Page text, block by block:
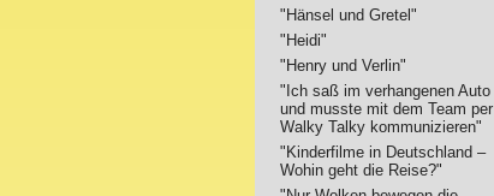
"Hänsel und Gretel"
"Heidi"
"Henry und Verlin"
"Ich saß im verhangenen Auto
und musste mit dem Team per
Walky Talky kommunizieren"
"Kinderfilme in Deutschland –
Wohin geht die Reise?"